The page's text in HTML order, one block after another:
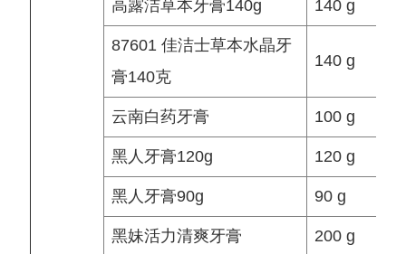
高露洁草本牙膏140g 140 g
87601 佳洁士草本水晶牙
膏140克
140 g
云南白药牙膏 100 g
黑人牙膏120g 120 g
黑人牙膏90g 90 g
黑妹活力清爽牙膏 200 g